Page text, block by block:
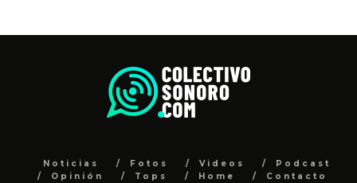
Noticias Fotos Videos
Podcast
Opinión
Tops Home Contacto